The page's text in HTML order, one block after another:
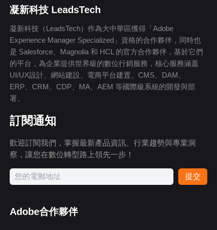
凝新科技 LeadsTech
凝新科技（LeadsTech）作為大中華區獲得「Adobe
Experience Manager Specialized」資格的合作夥伴，同時也
是 Salesforce、Magnolia 和 HCL 的官方合作夥伴，基於它們
的平台，為企業提供世界級的數位行銷服務，核心服務涵蓋
UI/UX設計、網站建設、電商平台建置、CMS、DAM、
ERP、CRM、CDP、MA、AEM 等國際級系統的開發與部
署。
訂閱通知
歡迎訂閱我們，掌握最新產品資訊、行業趨勢與專業洞
察，讓您在數位轉型路上領先一步！
提交
Adobe合作夥伴